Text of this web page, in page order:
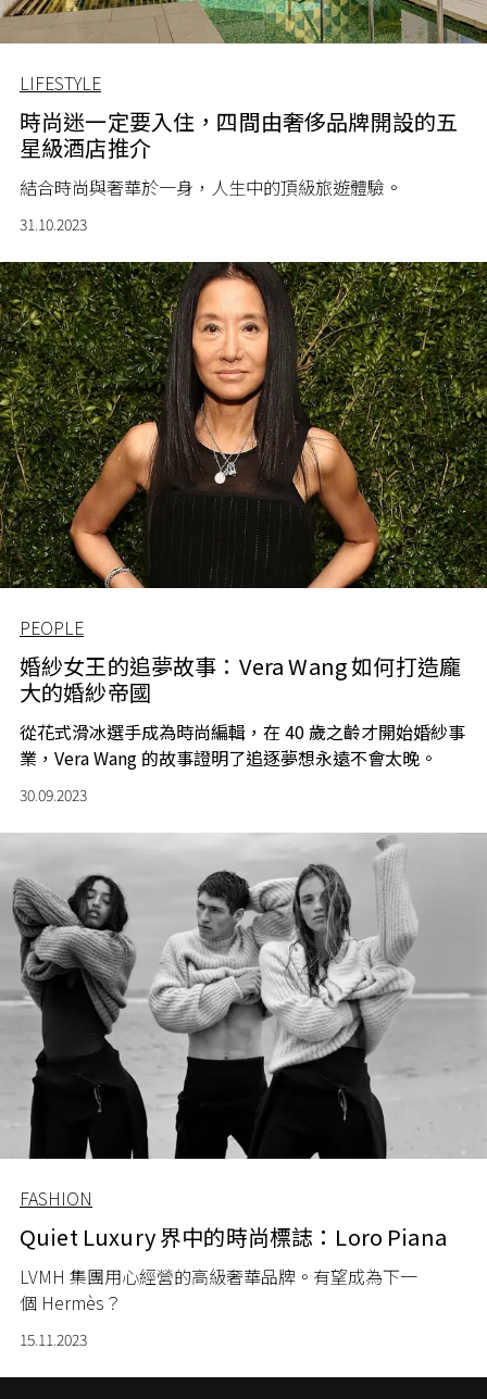
LIFESTYLE
時尚迷一定要入住，四間由奢侈品牌開設的五
星級酒店推介
結合時尚與奢華於一身，人生中的頂級旅遊體驗。
31.10.2023
PEOPLE
婚紗女王的追夢故事：Vera Wang 如何打造龐
大的婚紗帝國
從花式滑冰選手成為時尚編輯，在 40 歲之齡才開始婚紗事
業，Vera Wang 的故事證明了追逐夢想永遠不會太晚。
30.09.2023
FASHION
Quiet Luxury 界中的時尚標誌：Loro Piana
LVMH 集團用心經營的高級奢華品牌。有望成為下一
個 Hermès？
15.11.2023